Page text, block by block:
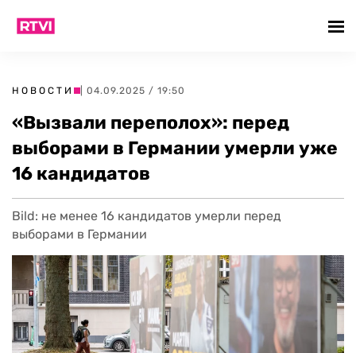
НОВОСТИ | 04.09.2025 / 19:50
«Вызвали переполох»: перед
выборами в Германии умерли уже
16 кандидатов
Bild: не менее 16 кандидатов умерли перед
выборами в Германии